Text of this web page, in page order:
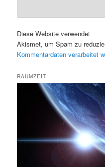
Diese Website verwendet
Akismet, um Spam zu
Kommentardaten verarbeitet
RAUMZEIT